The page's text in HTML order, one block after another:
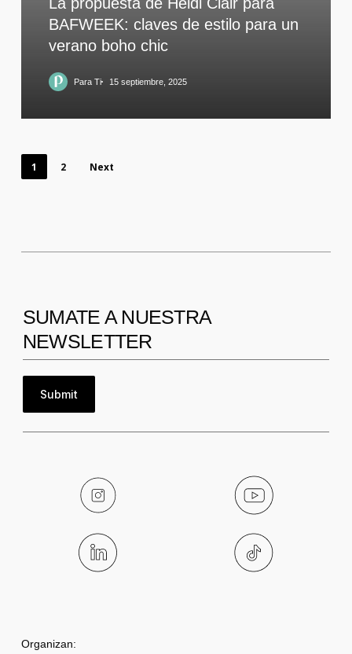
BAFWEEK: claves de estilo para un
verano boho chic
Para Ti 15 septiembre, 2025
1 2 Next
SUMATE A NUESTRA
NEWSLETTER
Submit
Organizan: